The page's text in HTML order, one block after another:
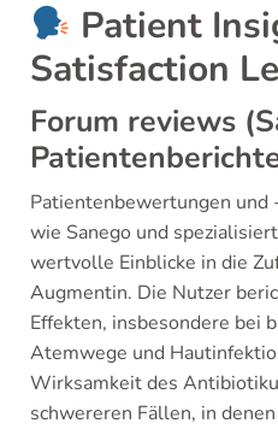
Patient
Satisfaction
Forum reviews
Patientenbewertungen und
wie Sanego und
wertvolle Einblicke in die
Augmentin. Die Nutzer
Effekten, insbesondere bei
Atemwege und
Wirksamkeit des
schwereren Fällen, in